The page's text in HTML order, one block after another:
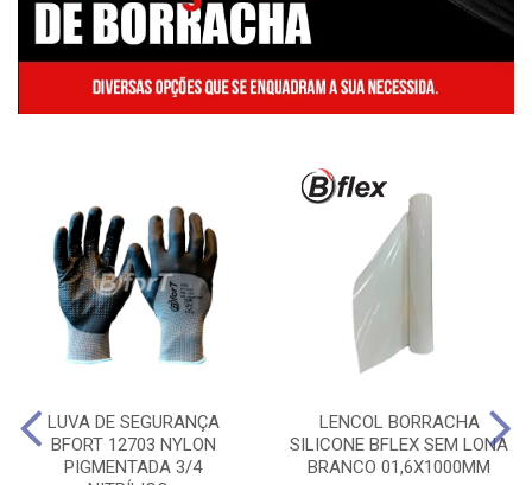
LUVA DE SEGURANÇA
BFORT 12703 NYLON
PIGMENTADA 3/4
LENCOL BORRACHA
SILICONE BFLEX SEM LONA
BRANCO 01,6X1000MM